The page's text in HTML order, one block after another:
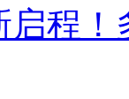
启程